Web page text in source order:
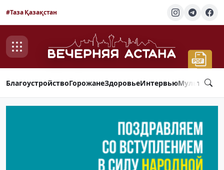
#Таза Қазақстан
БлагоустройствоГорожанеЗдоровьеИнтервью